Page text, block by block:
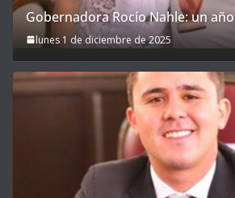
Gobernadora Rocío Nahle: un año
lunes 1 de diciembre de 2025